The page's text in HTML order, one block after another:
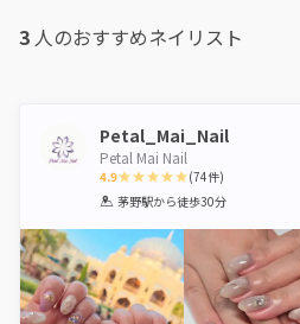
3 人のおすすめネイリスト
Petal_Mai_Nail
Petal Mai Nail
4.9
1 2 3 4 5
(74件)
茅野駅から徒歩30分